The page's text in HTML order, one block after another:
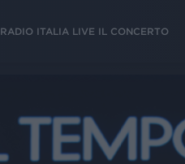
RADIO ITALIA LIVE IL CONCERTO